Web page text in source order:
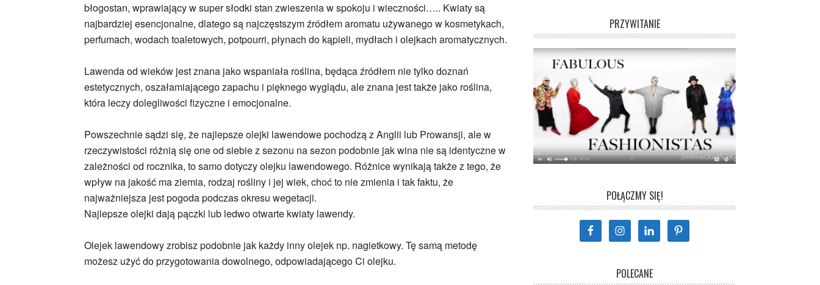
błogostan, wprawiający w super słodki stan zwieszenia w spokoju i wieczności….. Kwiaty są
najbardziej esencjonalne, dlatego są najczęstszym źródłem aromatu używanego w kosmetykach,
perfumach, wodach toaletowych, potpourri, płynach do kąpieli, mydłach i olejkach aromatycznych.
Lawenda od wieków jest znana jako wspaniała roślina, będąca źródłem nie tylko doznań
estetycznych, oszałamiającego zapachu i pięknego wyglądu, ale znana jest także jako roślina,
która leczy dolegliwości fizyczne i emocjonalne.
Powszechnie sądzi się, że najlepsze olejki lawendowe pochodzą z Anglii lub Prowansji, ale w
rzeczywistości różnią się one od siebie z sezonu na sezon podobnie jak wina nie są identyczne w
zależności od rocznika, to samo dotyczy olejku lawendowego. Różnice wynikają także z tego, że
wpływ na jakość ma ziemia, rodzaj rośliny i jej wiek, choć to nie zmienia i tak faktu, że
najważniejsza jest pogoda podczas okresu wegetacji.
Najlepsze olejki dają pączki lub ledwo otwarte kwiaty lawendy.
Olejek lawendowy zrobisz podobnie jak każdy inny olejek np. nagietkowy. Tę samą metodę
możesz użyć do przygotowania dowolnego, odpowiadającego Ci olejku.
PRZYWITANIE
POŁĄCZMY SIĘ!
POLECANE